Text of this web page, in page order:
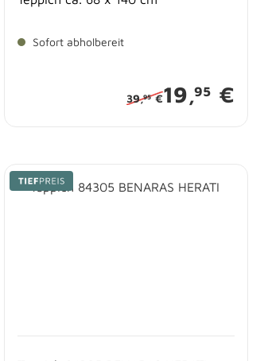
Sofort abholbereit
39,95€19,95 €